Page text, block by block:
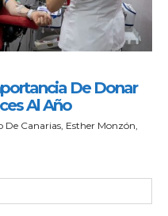
De Donar
Al Año
De Canarias, Esther Monzón,